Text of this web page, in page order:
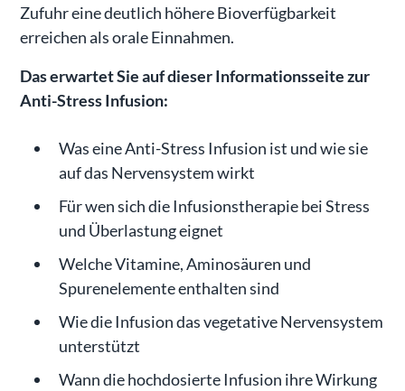
Zufuhr eine deutlich höhere Bioverfügbarkeit
erreichen als orale Einnahmen.
Das erwartet Sie auf dieser Informationsseite zur
Anti-Stress Infusion:
Was eine Anti-Stress Infusion ist und wie sie
auf das Nervensystem wirkt
Für wen sich die Infusionstherapie bei Stress
und Überlastung eignet
Welche Vitamine, Aminosäuren und
Spurenelemente enthalten sind
Wie die Infusion das vegetative Nervensystem
unterstützt
Wann die hochdosierte Infusion ihre Wirkung